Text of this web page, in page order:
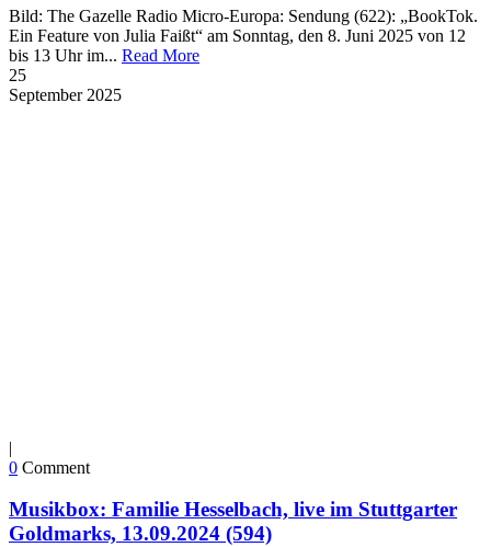
Bild: The Gazelle Radio Micro-Europa: Sendung (622): „BookTok.
Ein Feature von Julia Faißt“ am Sonntag, den 8. Juni 2025 von 12
bis 13 Uhr im... Read More
25
September 2025
|
0 Comment
Musikbox: Familie Hesselbach, live im Stuttgarter
Goldmarks, 13.09.2024 (594)